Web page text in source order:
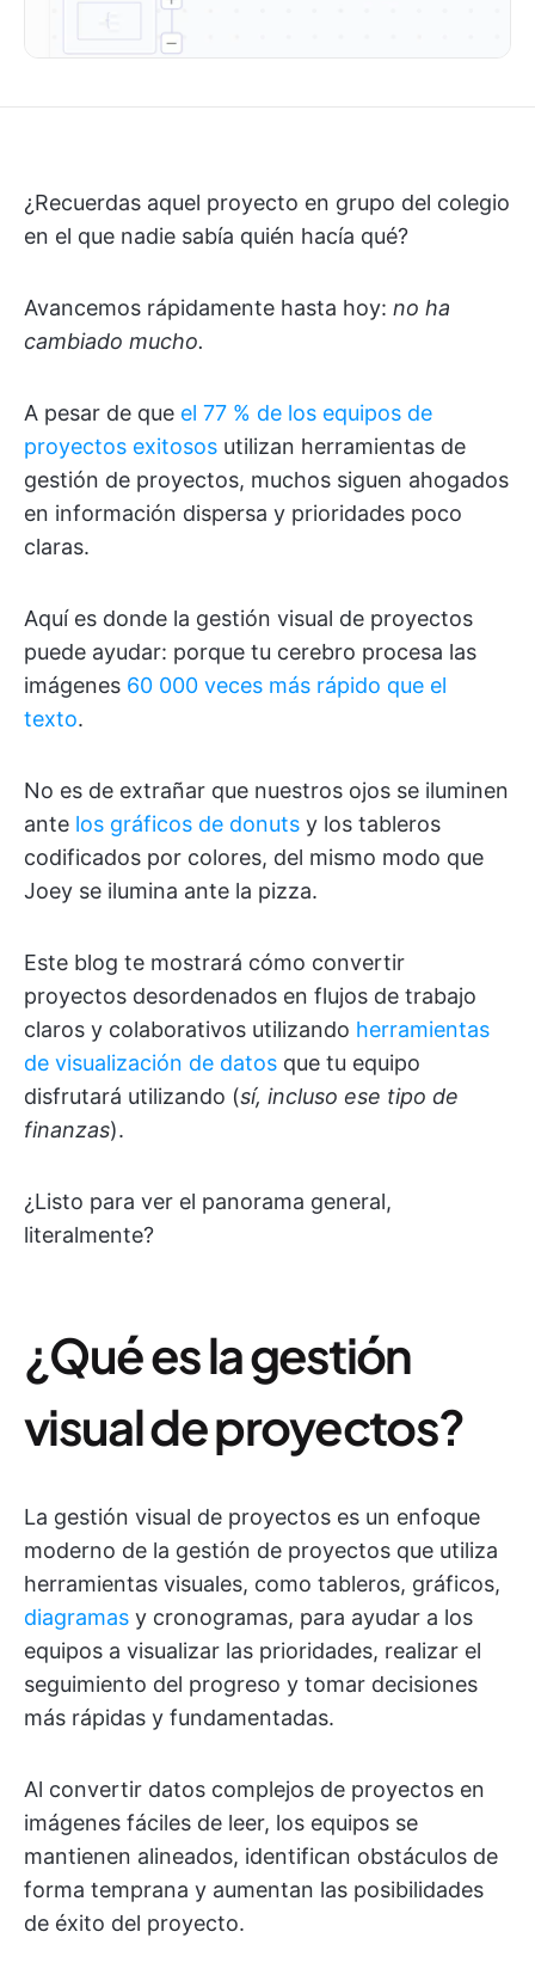
¿Recuerdas aquel proyecto en grupo del colegio
en el que nadie sabía quién hacía qué?
Avancemos rápidamente hasta hoy: no ha
cambiado mucho.
A pesar de que el 77 % de los equipos de
proyectos exitosos utilizan herramientas de
gestión de proyectos, muchos siguen ahogados
en información dispersa y prioridades poco
claras.
Aquí es donde la gestión visual de proyectos
puede ayudar: porque tu cerebro procesa las
imágenes 60 000 veces más rápido que el
texto.
No es de extrañar que nuestros ojos se iluminen
ante los gráficos de donuts y los tableros
codificados por colores, del mismo modo que
Joey se ilumina ante la pizza.
Este blog te mostrará cómo convertir
proyectos desordenados en flujos de trabajo
claros y colaborativos utilizando herramientas
de visualización de datos que tu equipo
disfrutará utilizando (sí, incluso ese tipo de
finanzas).
¿Listo para ver el panorama general,
literalmente?
¿Qué es la gestión
visual de proyectos?
La gestión visual de proyectos es un enfoque
moderno de la gestión de proyectos que utiliza
herramientas visuales, como tableros, gráficos,
diagramas y cronogramas, para ayudar a los
equipos a visualizar las prioridades, realizar el
seguimiento del progreso y tomar decisiones
más rápidas y fundamentadas.
Al convertir datos complejos de proyectos en
imágenes fáciles de leer, los equipos se
mantienen alineados, identifican obstáculos de
forma temprana y aumentan las posibilidades
de éxito del proyecto.